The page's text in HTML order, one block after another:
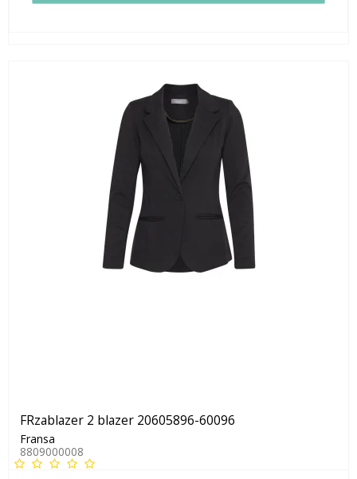
FRzablazer 2 blazer 20605896-60096
Fransa
8809000008